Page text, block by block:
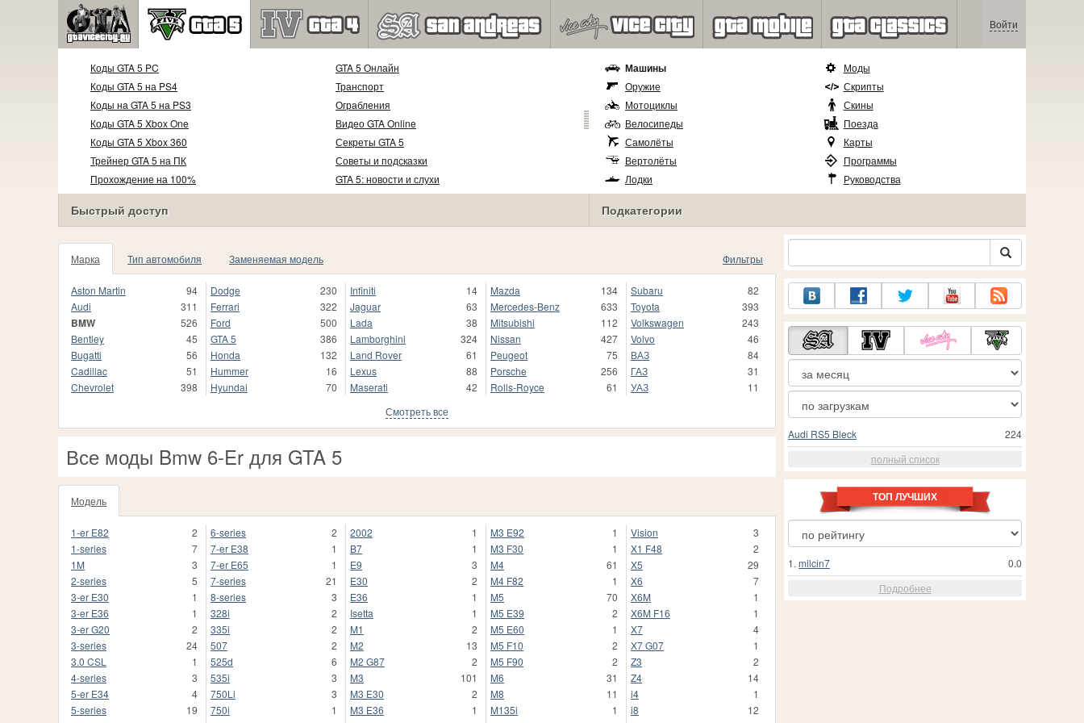
Войти
Коды GTA 5 PC
Коды GTA 5 на PS4
Коды на GTA 5 на PS3
Коды GTA 5 Xbox One
Коды GTA 5 Xbox 360
Трейнер GTA 5 на ПК
Прохождение на 100%
Видео прохождение
GTA 5 Онлайн
Транспорт
Ограбления
Видео GTA Online
Секреты GTA 5
Советы и подсказки
GTA 5: новости и слухи
Быстрый доступ
Машины
Оружие
Мотоциклы
Велосипеды
Самолёты
Вертолёты
Лодки
Прицепы
Моды
Скрипты
Скины
Поезда
Карты
Программы
Руководства
Подкатегории
Марка Тип автомобиля Заменяемая модель Фильтры
Aston Martin
94
Audi
311
BMW
526
Bentley
45
Bugatti
56
Cadillac
51
Chevrolet
398
Dodge
230
Ferrari
322
Ford
500
GTA 5
386
Honda
132
Hummer
16
Hyundai
70
Infiniti
14
Jaguar
63
Lada
38
Lamborghini
324
Land Rover
61
Lexus
88
Maserati
42
Mazda
134
Mercedes-Benz
633
Mitsubishi
112
Nissan
427
Peugeot
75
Porsche
256
Rolls-Royce
61
Subaru
82
Toyota
393
Volkswagen
243
Volvo
46
ВАЗ
84
ГАЗ
31
УАЗ
11
Смотреть все
Все моды Bmw 6-Er для GTA 5
Модель
1
1-er E82
2
1-series
7
1M
3
2-series
5
3-er E30
1
3-er E36
1
3-er G20
2
3-series
24
3.0 CSL
1
4-series
3
5-er E34
4
5-series
19
6-series
2
7-er E38
1
7-er E65
1
7-series
21
8-series
3
328i
2
335i
2
507
2
525d
6
535i
3
750Li
3
750i
1
2002
1
B7
1
E9
3
E30
2
E36
1
Isetta
1
M1
2
M2
13
M2 G87
2
M3
101
M3 E30
2
M3 E36
1
M3 E92
1
M3 F30
1
M4
61
M4 F82
1
M5
70
M5 E39
2
M5 E60
1
M5 F10
2
M5 F90
2
M6
31
M8
11
M135i
1
Vision
3
X1 F48
2
X5
29
X6
7
X6M
1
X6M F16
1
X7
4
X7 G07
1
Z3
2
Z4
14
i4
1
i8
12
224
Audi RS5 Bleck
полный список
ТОП ЛУЧШИХ
0.0
1. milcin7
Подробнее